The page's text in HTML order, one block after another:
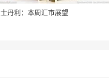
丹利：本周汇市展望